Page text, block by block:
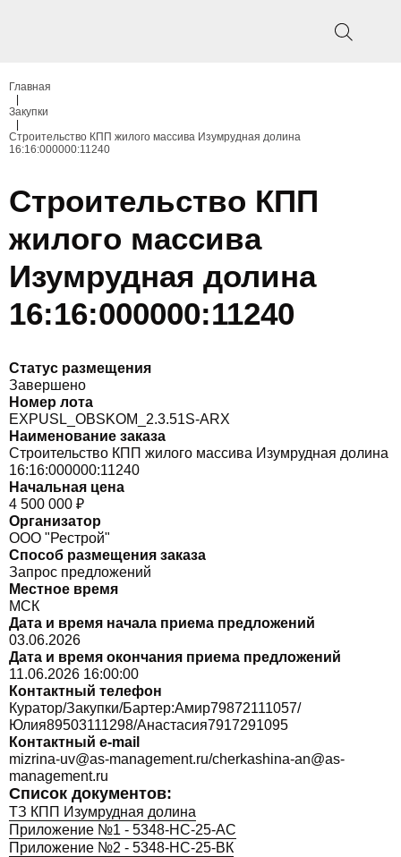
Главная
Закупки
Строительство КПП жилого массива Изумрудная долина
16:16:000000:11240
Строительство КПП
жилого массива
Изумрудная долина
16:16:000000:11240
Статус размещения
Завершено
Номер лота
EXPUSL_OBSKOM_2.3.51S-ARX
Наименование заказа
Строительство КПП жилого массива Изумрудная долина
16:16:000000:11240
Начальная цена
4 500 000 ₽
Организатор
ООО "Рестрой"
Способ размещения заказа
Запрос предложений
Местное время
МСК
Дата и время начала приема предложений
03.06.2026
Дата и время окончания приема предложений
11.06.2026 16:00:00
Контактный телефон
Куратор/Закупки/Бартер:Амир79872111057/
Юлия89503111298/Анастасия7917291095
Контактный e-mail
mizrina-uv@as-management.ru/cherkashina-an@as-
management.ru
Список документов:
ТЗ КПП Изумрудная долина
Приложение №1 - 5348-НС-25-АС
Приложение №2 - 5348-НС-25-ВК